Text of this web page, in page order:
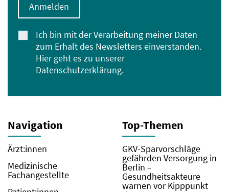
Ich bin mit der Verarbeitung meiner Daten
zum Erhalt des Newsletters einverstanden.
Hier geht es zu unserer
Datenschutzerklärung.
Anmelden
Navigation
Ärzt:innen
Medizinische
Fachangestellte
Top-Themen
GKV-Sparvorschläge
gefährden Versorgung in
Berlin –
Gesundheitsakteure
warnen vor Kipppunkt